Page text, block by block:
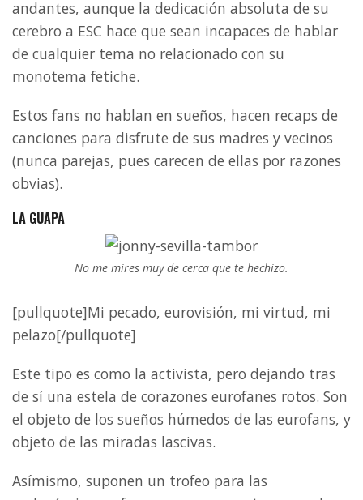
andantes, aunque la dedicación absoluta de su
cerebro a ESC hace que sean incapaces de hablar
de cualquier tema no relacionado con su
monotema fetiche.
Estos fans no hablan en sueños, hacen recaps de
canciones para disfrute de sus madres y vecinos
(nunca parejas, pues carecen de ellas por razones
obvias).
LA GUAPA
No me mires muy de cerca que te hechizo.
[pullquote]Mi pecado, eurovisión, mi virtud, mi
pelazo[/pullquote]
Este tipo es como la activista, pero dejando tras
de sí una estela de corazones eurofanes rotos. Son
el objeto de los sueños húmedos de las eurofans, y
objeto de las miradas lascivas.
Asímismo, suponen un trofeo para las